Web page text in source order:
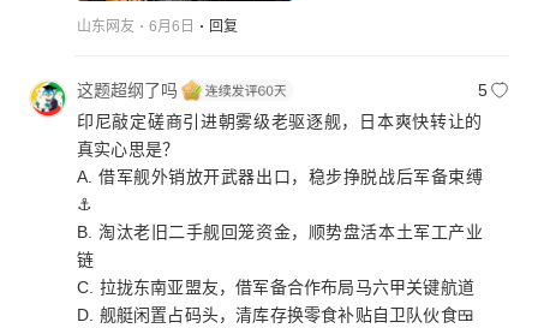
山东网友 6月6日 回复
这题超纲了吗
5
印尼敲定磋商引进朝雾级老驱逐舰，日本爽快转让的
真实心思是？
A. 借军舰外销放开武器出口，稳步挣脱战后军备束缚
⚓
B. 淘汰老旧二手舰回笼资金，顺势盘活本土军工产业
链
C. 拉拢东南亚盟友，借军备合作布局马六甲关键航道
D. 舰艇闲置占码头，清库存换零食补贴自卫队伙食🍱